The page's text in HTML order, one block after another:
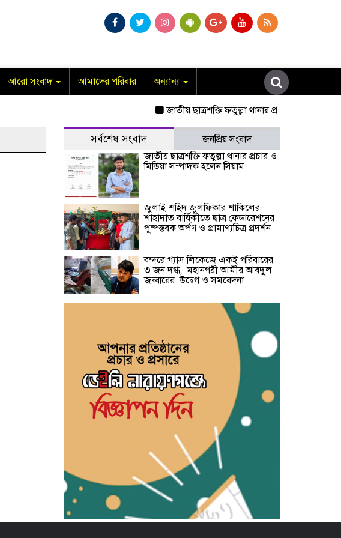
আরো সংবাদ আমাদের পরিবার অন্যান্য
জাতীয় ছাত্রশক্তি ফতুল্লা থানার প্রচার ও মিডিয়া
সর্বশেষ সংবাদ
জনপ্রিয় সংবাদ
জাতীয় ছাত্রশক্তি ফতুল্লা থানার প্রচার ও
মিডিয়া সম্পাদক হলেন সিয়াম
​জুলাই শহিদ জুলফিকার শাকিলের
শাহাদাত বার্ষিকীতে ছাত্র ফেডারেশনের
পুষ্পস্তবক অর্পণ ও প্রামাণ্যচিত্র প্রদর্শন
বন্দরে গ্যাস লিকেজে একই পরিবারের
৩ জন দগ্ধ, মহানগরী আমীর আবদুুল
জব্বারের উদ্বেগ ও সমবেদনা
মাদক ও ছিনতাই এর বিরুদ্ধে ১নং
বাবুরাইলে প্রস্তুতিমূলক আলোচনা সভা
সাহিত্য জোট নারায়ণগঞ্জের কবিতা পাঠ
ও সাহিত্য আলোচনায় মুখরিত অনুষ্ঠান
‘স্বপ্ন, সেবা ও সমৃদ্ধি’ স্লোগানে
নারায়ণগঞ্জে সহযাত্রী মানবকল্যাণ
ফাউন্ডেশনের যাত্রা শুরু
রাজনৈতিক ব্যানার ব্যবহার করে
চাঁদাবাজি-সন্ত্রাসবাদসহ মাদক ব্যবসা
বন্ধের আহবান আহমেদুর রহমান তনুর
পানির পাম্পের দাবি নিয়ে বক্তারা-